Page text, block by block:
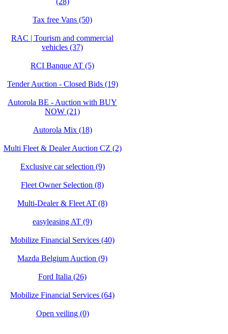
Tax free Vans (50)
RAC | Tourism and commercial
vehicles (37)
RCI Banque AT (5)
Tender Auction - Closed Bids (19)
Autorola BE - Auction with BUY
NOW (21)
Autorola Mix (18)
Multi Fleet & Dealer Auction CZ (2)
Exclusive car selection (9)
Fleet Owner Selection (8)
Multi-Dealer & Fleet AT (8)
easyleasing AT (9)
Mobilize Financial Services (40)
Mazda Belgium Auction (9)
Ford Italia (26)
Mobilize Financial Services (64)
Open veiling (0)